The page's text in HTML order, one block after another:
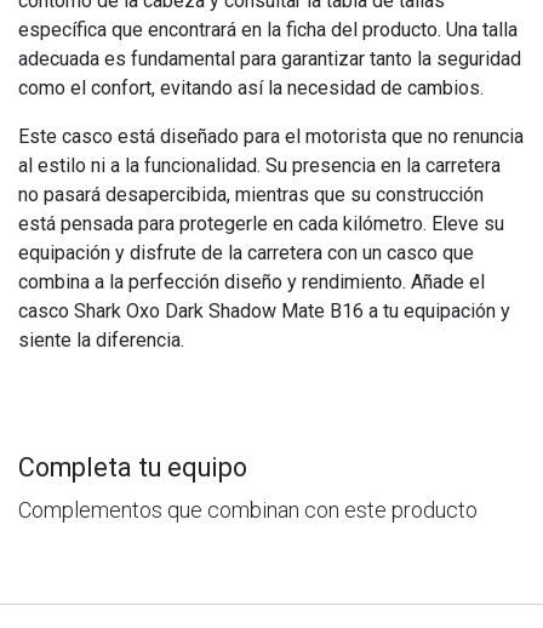
específica que encontrará en la ficha del producto. Una talla
adecuada es fundamental para garantizar tanto la seguridad
como el confort, evitando así la necesidad de cambios.
Este casco está diseñado para el motorista que no renuncia
al estilo ni a la funcionalidad. Su presencia en la carretera
no pasará desapercibida, mientras que su construcción
está pensada para protegerle en cada kilómetro. Eleve su
equipación y disfrute de la carretera con un casco que
combina a la perfección diseño y rendimiento. Añade el
casco Shark Oxo Dark Shadow Mate B16 a tu equipación y
siente la diferencia.
Completa tu equipo
Complementos que combinan con este producto